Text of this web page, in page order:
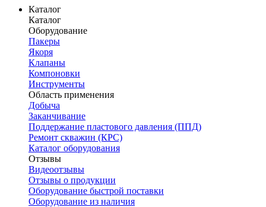
Каталог
Каталог
Оборудование
Пакеры
Якоря
Клапаны
Компоновки
Инструменты
Область применения
Добыча
Заканчивание
Поддержание пластового давления (ППД)
Ремонт скважин (КРС)
Каталог оборудования
Отзывы
Видеоотзывы
Отзывы о продукции
Оборудование быстрой поставки
Оборудование из наличия